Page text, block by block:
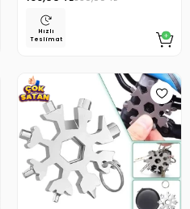
Hızlı
Teslimat